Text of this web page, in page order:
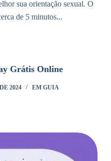
sua orientação sexual. O
de 5 minutos...
Grátis Online
2024 EM GUIA